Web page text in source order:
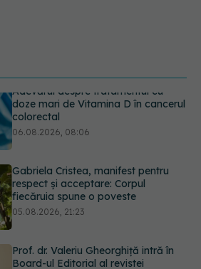
Gabriela Cristea, manifest pentru
respect și acceptare: Corpul
fiecăruia spune o poveste
Prof. dr. Valeriu Gheorghiță intră în
Board-ul Editorial al revistei
Scientific Reports, din Nature
05.08.2026, 21:09